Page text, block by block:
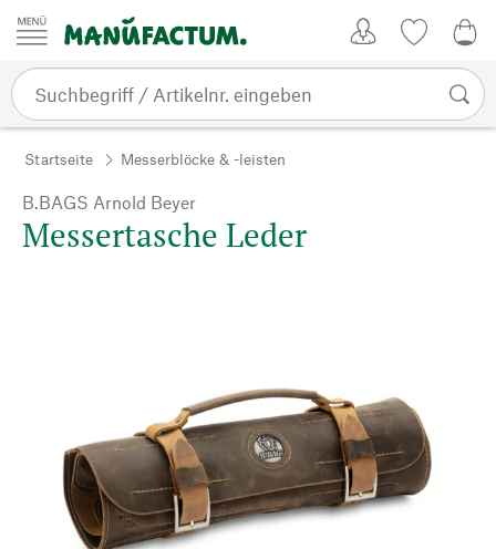
Zum Inhalt springen
Startseite Messerblöcke & -leisten
B.BAGS Arnold Beyer
Messertasche Leder